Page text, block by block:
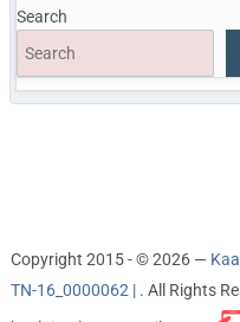
Search
Copyright 2015 - © 2026 —
TN-16_0000062 | . All Rights